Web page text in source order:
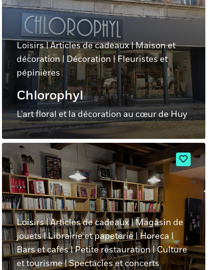
Loisirs|Articles de cadeaux|Maison et
décoration| Décoration|Fleuristes et
pépinières
Chlorophyl
L'art floral et la décoration au cœur de Huy
Loisirs|Articles de cadeaux|Magasin de
jouets|Librairie et papeterie|Horeca|
Bars et cafés|Petite restauration|Culture
et tourisme|Spectacles et concerts